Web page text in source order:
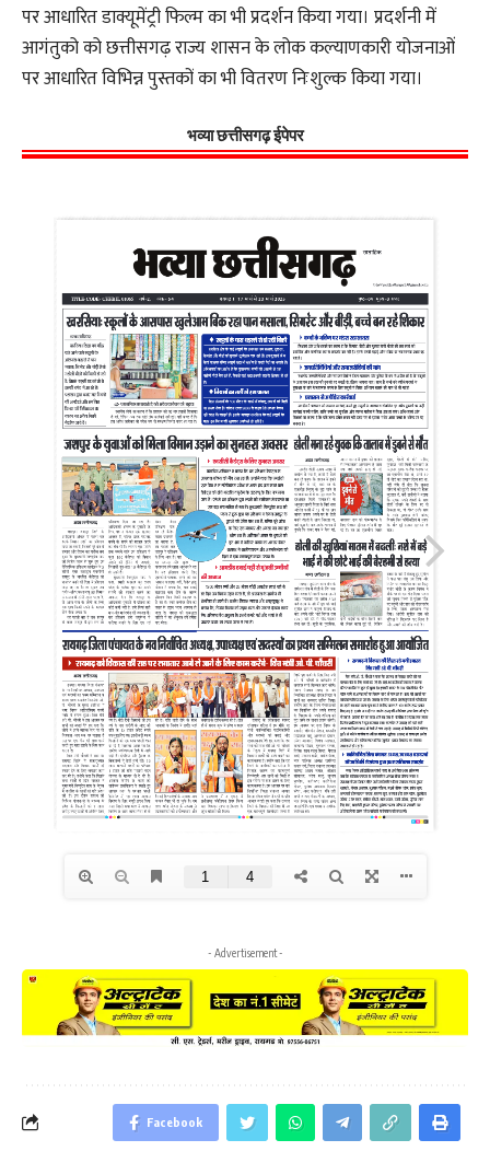
पर आधारित डाक्यूमेंट्री फिल्म का भी प्रदर्शन किया गया। प्रदर्शनी में
आगंतुको को छत्तीसगढ़ राज्य शासन के लोक कल्याणकारी योजनाओं
पर आधारित विभिन्न पुस्तकों का भी वितरण निःशुल्क किया गया।
भव्या छत्तीसगढ़ ईपेपर
- Advertisement -
Facebook